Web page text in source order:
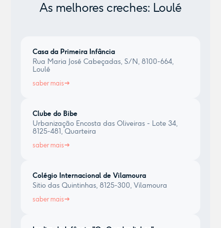
As melhores creches: Loulé
Casa da Primeira Infância
Rua Maria José Cabeçadas, S/N, 8100-664,
Loulé
saber mais
Clube do Bibe
Urbanização Encosta das Oliveiras - Lote 34,
8125-481, Quarteira
saber mais
Colégio Internacional de Vilamoura
Sitio das Quintinhas, 8125-300, Vilamoura
saber mais